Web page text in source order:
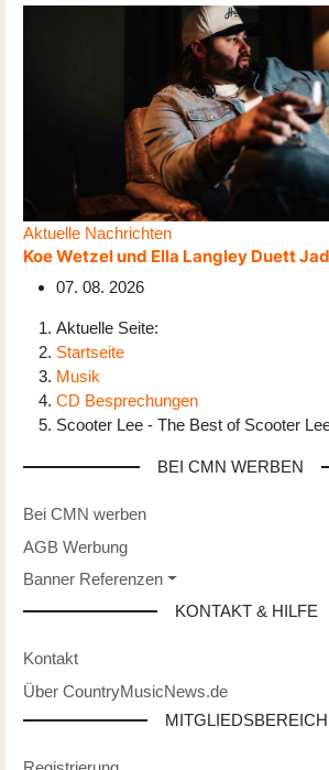
Aktuelle Nachrichten
Koe Wetzel und Ella Langley Duett
07. 08. 2026
Aktuelle Seite:
Startseite
Musik
CD Besprechungen
Scooter Lee - The Best of Scooter
BEI CMN WERBEN
Bei CMN werben
AGB Werbung
Banner Referenzen
KONTAKT & HILFE
Kontakt
Über CountryMusicNews.de
MITGLIEDSBEREICH